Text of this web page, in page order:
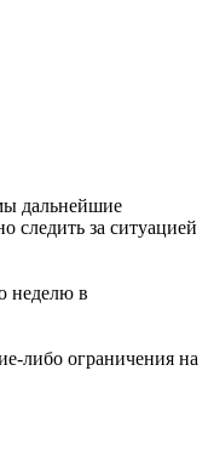
дальнейшие
следить за ситуацией
неделю в
либо ограничения на